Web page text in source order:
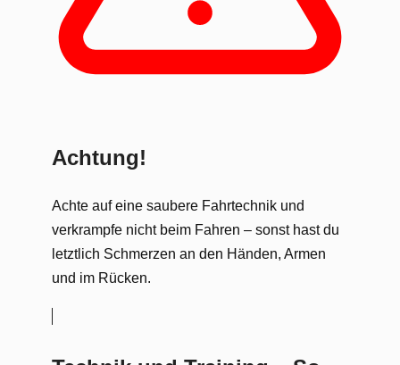
Achtung!
Achte auf eine saubere Fahrtechnik und
verkrampfe nicht beim Fahren – sonst hast du
letztlich Schmerzen an den Händen, Armen
und im Rücken.